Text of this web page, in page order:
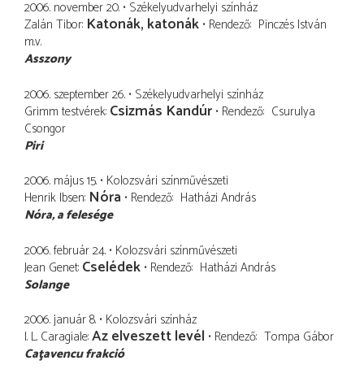
2006. november 20. Székelyudvarhelyi színház
Zalán Tibor Katonák, katonák Rendező Pinczés István
m.v.
Asszony
2006. szeptember 26. Székelyudvarhelyi színház
Grimm testvérek Csizmás Kandúr Rendező Csurulya
Csongor
Piri
2006. május 15. Kolozsvári színművészeti
Henrik Ibsen Nóra Rendező Hatházi András
Nóra a felesége
2006. február 24. Kolozsvári színművészeti
Jean Genet Cselédek Rendező Hatházi András
Solange
2006. január 8. Kolozsvári színház
I. L. Caragiale Az elveszett levél Rendező Tompa Gábor
Caţavencu frakció